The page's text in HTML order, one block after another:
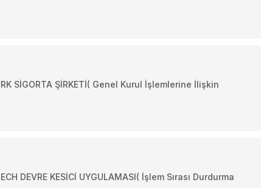
SİGORTA ŞİRKETİ( Genel Kurul İşlemlerine İlişkin
DEVRE KESİCİ UYGULAMASI( İşlem Sırası Durdurma